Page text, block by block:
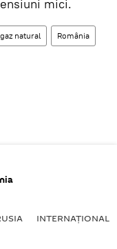
mici.
gaz natural România
INTERNAŢIONAL